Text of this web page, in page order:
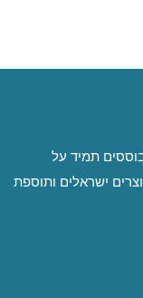
תמיד על
ישראלים ותוספת